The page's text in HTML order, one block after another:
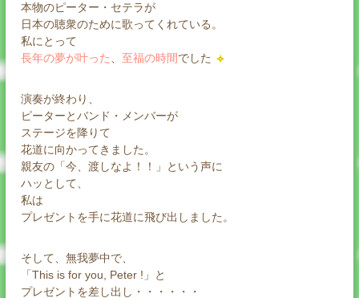
本物のピーター・セテラが
日本の聴衆のために歌ってくれている。
私にとって
長年の夢が叶った
、至福の時間でした
演奏が終わり、
ピーターとバンド・メンバーが
ステージを降りて
花道に向かってきました。
親友の「今、渡しなよ！！」という声に
ハッとして、
私は
プレゼントを手に花道に飛び出しました。
そして、無我夢中で、
「This is for you, Peter !」と
プレゼントを差し出し・・・・・・